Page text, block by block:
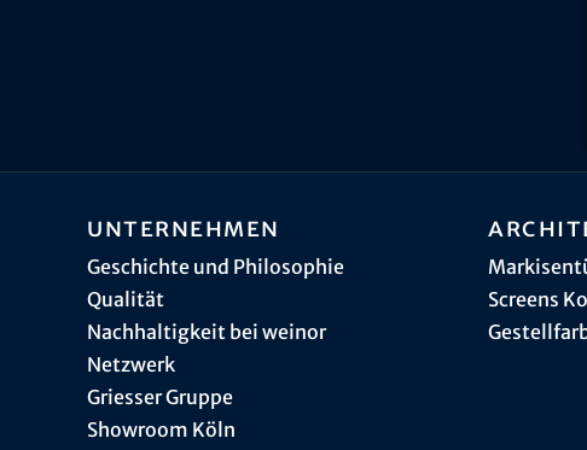
Unternehmen
Geschichte und Philosophie
Qualität
Nachhaltigkeit bei weinor
Netzwerk
Griesser Gruppe
Showroom Köln
Screens